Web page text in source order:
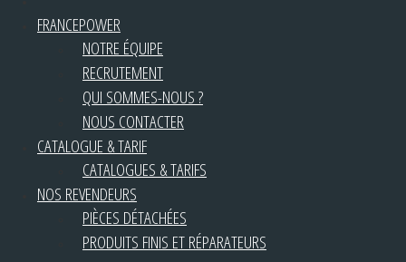
FRANCEPOWER
NOTRE ÉQUIPE
RECRUTEMENT
QUI SOMMES-NOUS ?
NOUS CONTACTER
CATALOGUE & TARIF
CATALOGUES & TARIFS
NOS REVENDEURS
PIÈCES DÉTACHÉES
PRODUITS FINIS ET RÉPARATEURS